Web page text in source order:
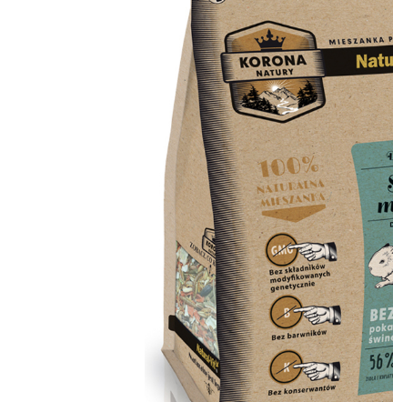
VITAMINE & SUPLIMENTE
NISIP & ASTERNUT IGIENIC